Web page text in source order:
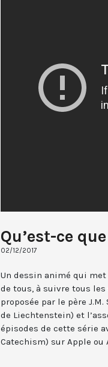
Qu’est-ce
02/12/2017
Un dessin animé qui
de tous, à suivre tous les
proposée par le père
de Liechtenstein) et
épisodes de cette série
Catechism) sur Apple ou